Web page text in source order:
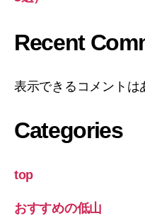
Recent
表示できるコメントは
Categories
top
おすすめの低山